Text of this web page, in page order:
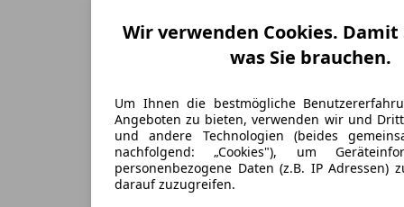
Wir verwenden Cookies.
was Sie brauchen.
Um Ihnen die bestmögliche
Angeboten zu bieten, verwenden wir und
und andere Technologien (beides
nachfolgend: „Cookies"), um
personenbezogene Daten (z.B. IP Adressen)
darauf zuzugreifen.